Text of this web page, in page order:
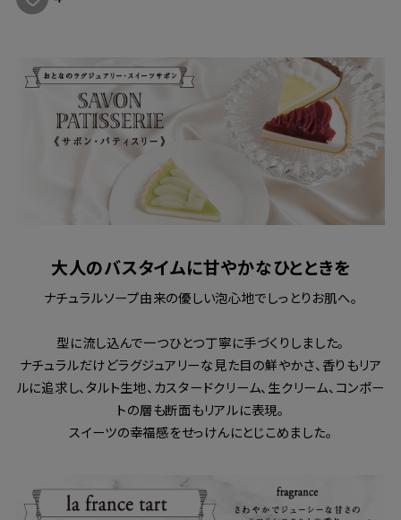
大人のバスタイムに甘やかなひとときを
ナチュラルソープ由来の優しい泡心地でしっとりお肌へ。
型に流し込んで一つひとつ丁寧に手づくりしました。
ナチュラルだけどラグジュアリーな見た目の鮮やかさ、香りもリア
ルに追求し、タルト生地、カスタードクリーム、生クリーム、コンポー
トの層も断面もリアルに表現。
スイーツの幸福感をせっけんにとじこめました。